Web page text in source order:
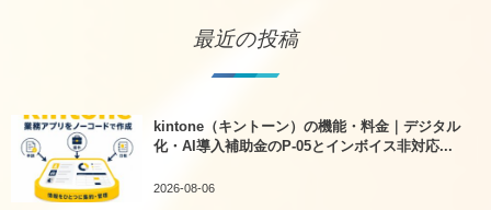
最近の投稿
kintone（キントーン）の機能・料金｜デジタル
化・AI導入補助金のP-05とインボイス非対応...
2026-08-06